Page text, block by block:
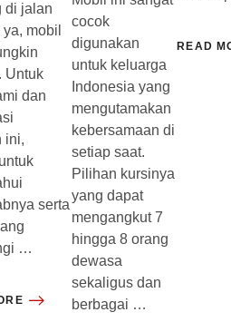
di jalan
mobil
Untuk
dan
ini,
serta
…
cocok
digunakan
untuk keluarga
Indonesia yang
mengutamakan
kebersamaan di
setiap saat.
Pilihan kursinya
yang dapat
mengangkut 7
hingga 8 orang
dewasa
sekaligus dan
berbagai …
READ